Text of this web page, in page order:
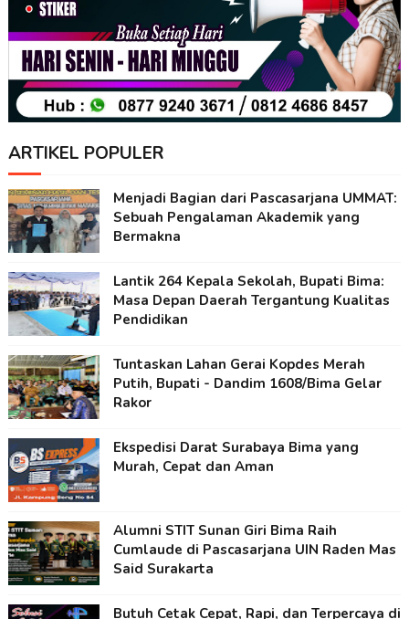
ARTIKEL POPULER
Menjadi Bagian dari Pascasarjana UMMAT:
Sebuah Pengalaman Akademik yang
Bermakna
Lantik 264 Kepala Sekolah, Bupati Bima:
Masa Depan Daerah Tergantung Kualitas
Pendidikan
Tuntaskan Lahan Gerai Kopdes Merah
Putih, Bupati - Dandim 1608/Bima Gelar
Rakor
Ekspedisi Darat Surabaya Bima yang
Murah, Cepat dan Aman
Alumni STIT Sunan Giri Bima Raih
Cumlaude di Pascasarjana UIN Raden Mas
Said Surakarta
Butuh Cetak Cepat, Rapi, dan Terpercaya di